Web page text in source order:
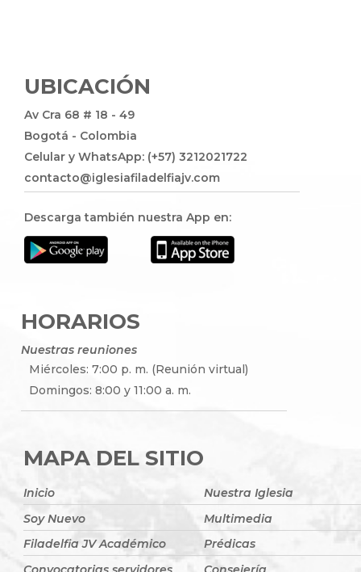
UBICACIÓN
Av Cra 68 # 18 - 49
Bogotá - Colombia
Celular y WhatsApp: (+57) 3212021722
contacto@iglesiafiladelfiajv.com
Descarga también nuestra App en:
HORARIOS
Nuestras reuniones
Miércoles: 7:00 p. m. (Reunión virtual)
Domingos: 8:00 y 11:00 a. m.
MAPA DEL SITIO
Inicio
Nuestra Iglesia
Soy Nuevo
Multimedia
Filadelfia JV Académico
Prédicas